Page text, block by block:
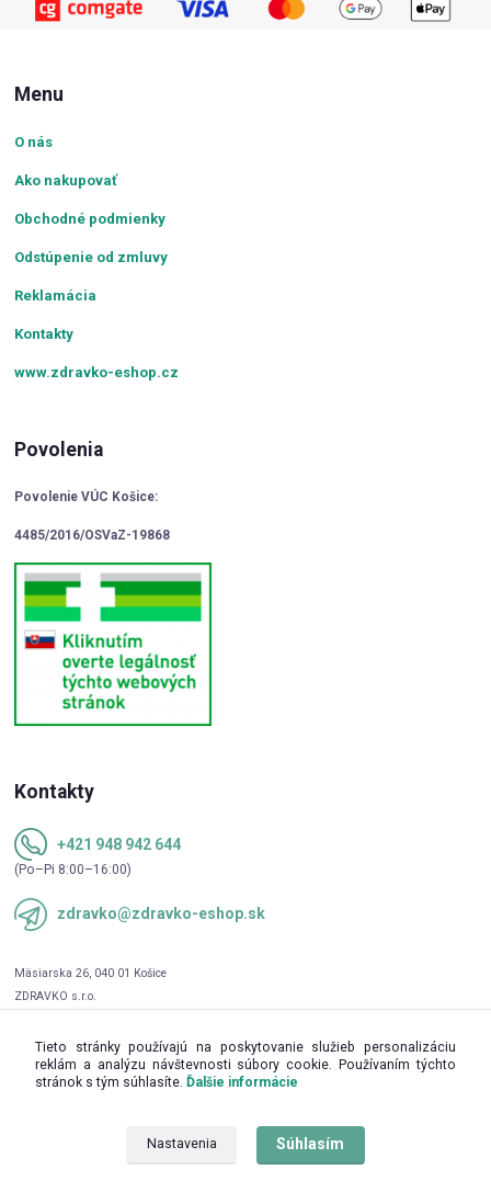
Menu
O nás
Ako nakupovať
Obchodné podmienky
Odstúpenie od zmluvy
Reklamácia
Kontakty
www.zdravko-eshop.cz
Povolenia
Povolenie VÚC Košice:
4485/2016/OSVaZ-19868
Kontakty
+421 948 942 644
(Po–Pi 8:00–16:00)
zdravko@zdravko-eshop.sk
Upravit sběr cookies.
Tieto stránky používajú na poskytovanie služieb personalizáciu
reklám a analýzu návštevnosti súbory cookie. Používaním týchto
stránok s tým súhlasíte. Ďalšie informácie
Nastavenia Súhlasím